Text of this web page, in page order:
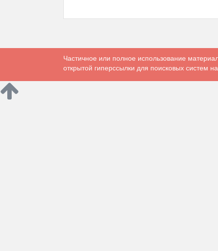
Частичное или полное использование
открытой гиперссылки для поисковых систем